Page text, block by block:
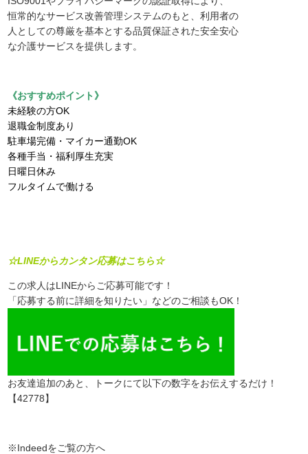
恒常的なサービス改善管理システムのもと、利用者の
人としての尊厳を基本とする品質保証された安全安心
な介護サービスを提供します。
《おすすめポイント》
未経験の方OK
退職金制度あり
駐車場完備・マイカー通勤OK
各種手当・福利厚生充実
日曜日休み
フルタイムで働ける
☆LINEからカンタン応募はこちら☆
この求人はLINEからご応募可能です！
「応募する前に詳細を知りたい」などのご相談もOK！
お友達追加のあと、トークにて以下の数字をお伝えするだけ！
【42778】
※Indeedをご覧の方へ